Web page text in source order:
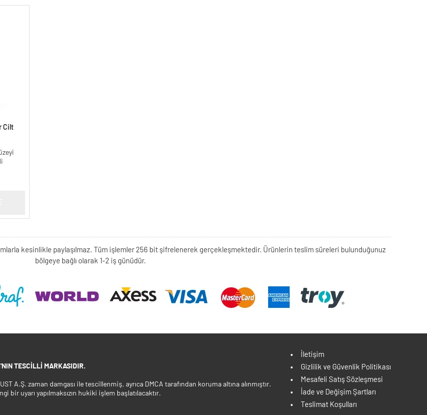
Cilt
kesinlikle paylaşılmaz. Tüm işlemler 256 bit şifrelenerek gerçekleşmektedir. Ürünlerin teslim süreleri bulunduğunuz
bölgeye bağlı olarak 1-2 iş günüdür.
TESCILLI MARKASIDIR.
A.Ş. zaman damgası ile tescillenmiş, ayrıca DMCA tarafından koruma altına alınmıştır.
bir uyarı yapılmaksızın hukiki işlem başlatılacaktır.
İletişim
Gizlilik ve Güvenlik Politikası
Mesafeli Satış Sözleşmesi
İade ve Değişim Şartları
Teslimat Koşulları